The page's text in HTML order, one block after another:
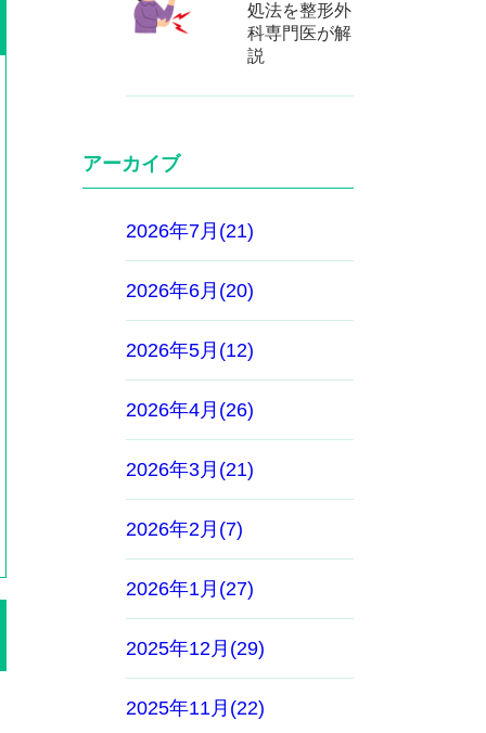
処法を整形外
科専門医が解
説
アーカイブ
2026年7月(21)
2026年6月(20)
2026年5月(12)
2026年4月(26)
2026年3月(21)
2026年2月(7)
2026年1月(27)
2025年12月(29)
2025年11月(22)